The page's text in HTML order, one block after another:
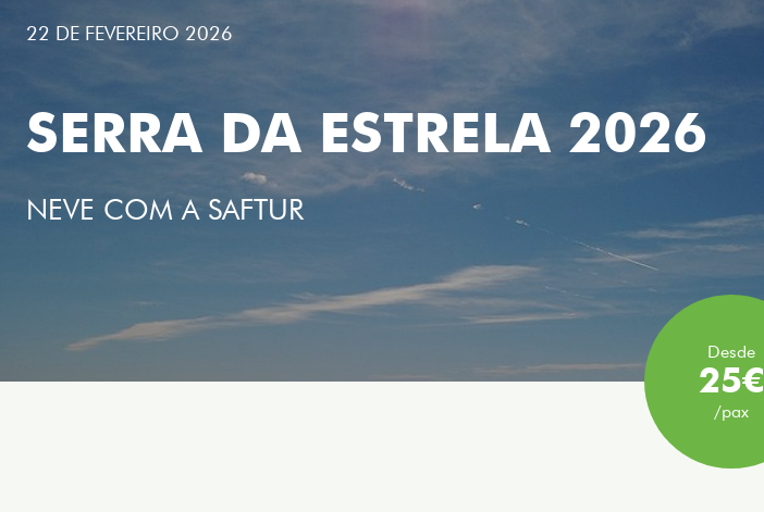
22 DE FEVEREIRO 2026
SERRA DA ESTRELA 2026
NEVE COM A SAFTUR
Desde
25€
/pax